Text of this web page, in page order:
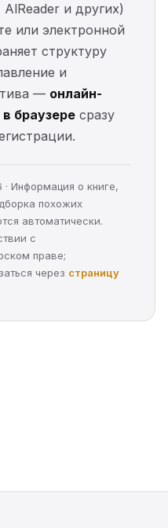
AlReader и других)
или электронной
структуру
и
— онлайн-
браузере сразу
Информация о книге,
похожих
автоматически.
с
праве;
через страницу